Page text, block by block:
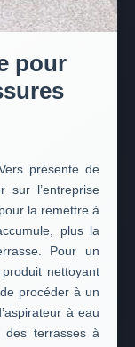
pour
présente de
sur l’entreprise
la remettre à
plus la
Pour un
nettoyant
procéder à un
à eau
des terrasses à